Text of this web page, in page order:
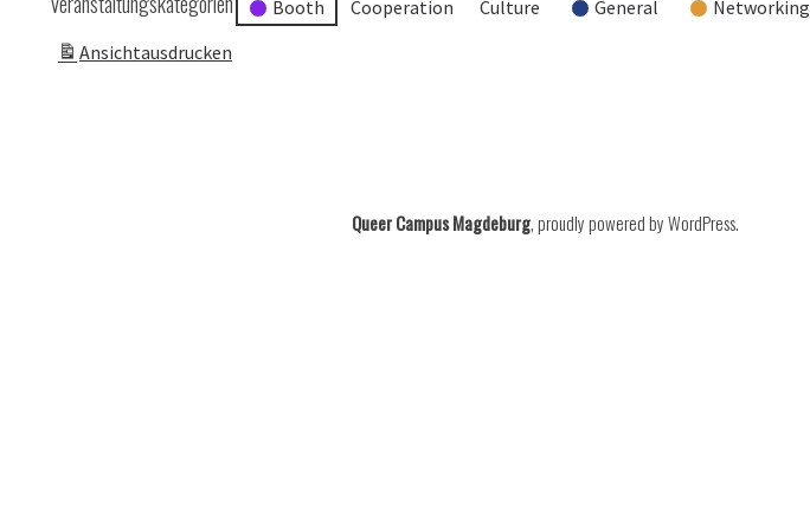
Booth Cooperation Culture General Networking
Ansichtausdrucken
Queer Campus Magdeburg,proudly powered by WordPress.